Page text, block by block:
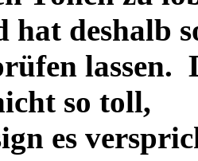
hat deshalb
lassen.
so toll,
es